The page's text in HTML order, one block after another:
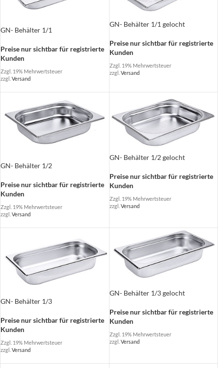
GN- Behälter 1/1
Preise nur sichtbar für registrierte
Kunden
Zzgl. 19% Mehrwertsteuer
zzgl. Versand
GN- Behälter 1/1 gelocht
Preise nur sichtbar für registrierte
Kunden
Zzgl. 19% Mehrwertsteuer
zzgl. Versand
GN- Behälter 1/2
Preise nur sichtbar für registrierte
Kunden
Zzgl. 19% Mehrwertsteuer
zzgl. Versand
GN- Behälter 1/2 gelocht
Preise nur sichtbar für registrierte
Kunden
Zzgl. 19% Mehrwertsteuer
zzgl. Versand
GN- Behälter 1/3
Preise nur sichtbar für registrierte
Kunden
Zzgl. 19% Mehrwertsteuer
zzgl. Versand
GN- Behälter 1/3 gelocht
Preise nur sichtbar für registrierte
Kunden
Zzgl. 19% Mehrwertsteuer
zzgl. Versand